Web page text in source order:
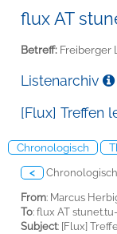
flux AT
Betreff: Freiberger
Listenarchiv
[Flux] Treffen
Chronologisch
< Chronologisch
From: Marcus
To: flux AT
Subject: [Flux]